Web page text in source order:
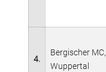
4.
Bergischer MC,
Wuppertal